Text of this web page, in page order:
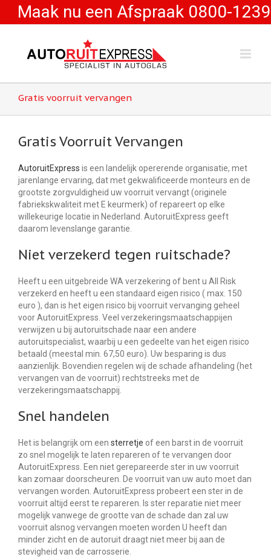
Maak nu een Afspraak 0800-1239
Gratis voorruit vervangen
Gratis Voorruit Vervangen
AutoruitExpress is een landelijk opererende organisatie, met
jarenlange ervaring, dat met gekwalificeerde monteurs en de
grootste zorgvuldigheid uw voorruit vervangt (originele
fabriekskwaliteit met E keurmerk) of repareert op elke
willekeurige locatie in Nederland. AutoruitExpress geeft
daarom levenslange garantie.
Niet verzekerd tegen ruitschade?
Heeft u een uitgebreide WA verzekering of bent u All Risk
verzekerd en heeft u een standaard eigen risico ( max. 150
euro ), dan is het eigen risico bij voorruit vervanging geheel
voor AutoruitExpress. Veel verzekeringsmaatschappijen
verwijzen u bij autoruitschade naar een andere
autoruitspecialist, waarbij u een gedeelte van het eigen risico
betaald (meestal min. 67,50 euro). Uw besparing is dus
aanzienlijk. Bovendien regelen wij de schade afhandeling (het
vervangen van de voorruit) rechtstreeks met de
verzekeringsmaatschappij.
Snel handelen
Het is belangrijk om een sterretje of een barst in de voorruit
zo snel mogelijk te laten repareren of te vervangen door
AutoruitExpress. Een niet gerepareerde ster in uw voorruit
kan zomaar doorscheuren. De voorruit van uw auto moet dan
vervangen worden. AutoruitExpress probeert een ster in de
voorruit altijd eerst te repareren. Is ster reparatie niet meer
mogelijk vanwege de grootte van de schade dan zal uw
voorruit alsnog vervangen moeten worden U heeft dan
minder zicht en de autoruit draagt niet meer bij aan de
stevigheid van de carrosserie.